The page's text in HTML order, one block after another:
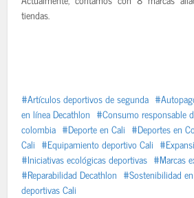
tiendas.
Artículos deportivos de segunda
en línea Decathlon
Consumo responsable
colombia
Deporte en Cali Deportes en
Cali
Equipamiento deportivo Cali
Iniciativas ecológicas deportivas
Marcas
Reparabilidad Decathlon
Sostenibilidad
deportivas Cali